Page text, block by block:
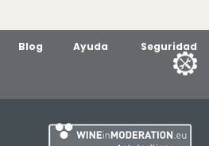
Blog Ayuda Seguridad